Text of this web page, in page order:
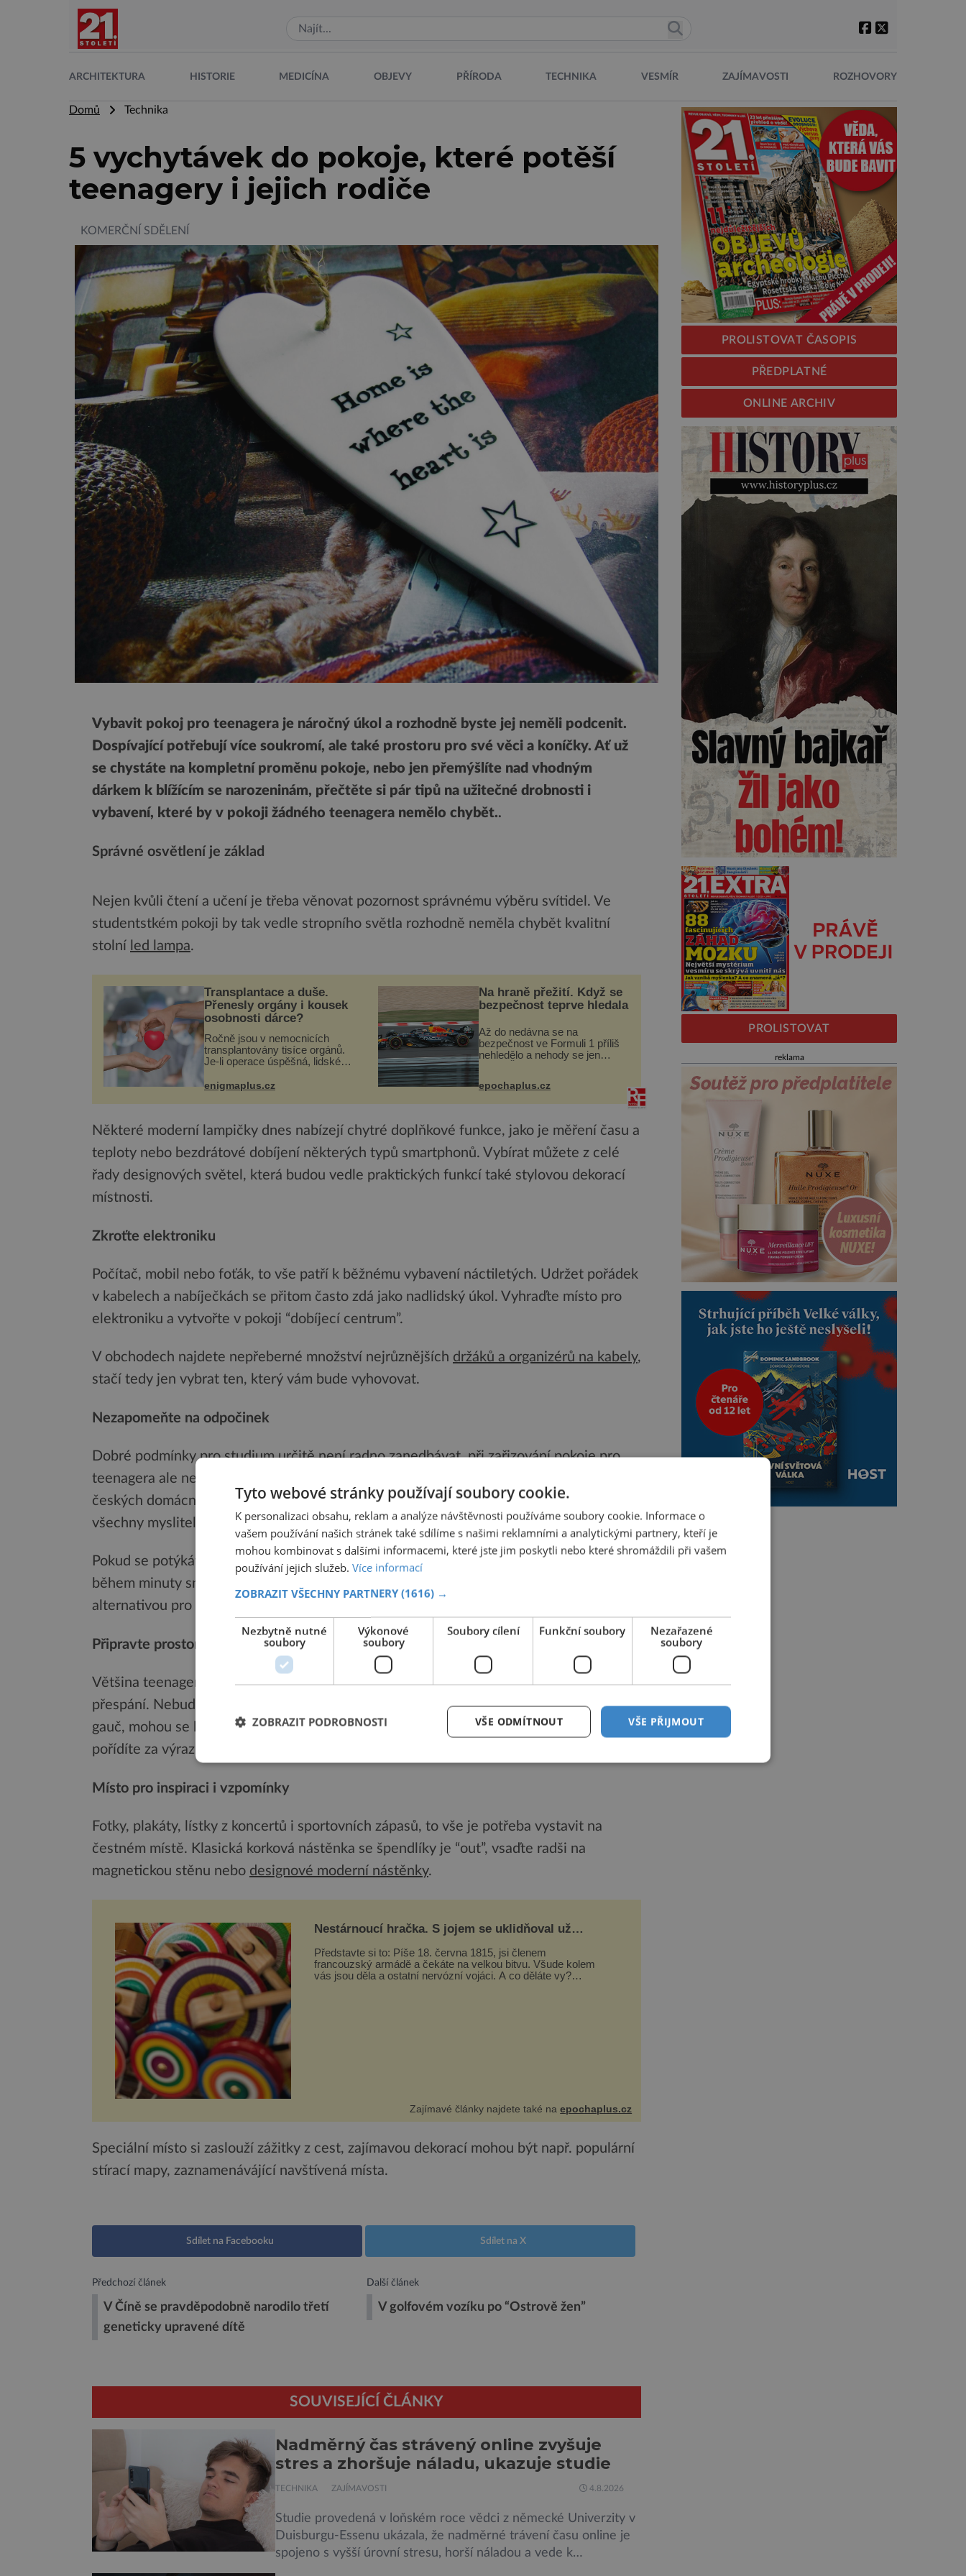
ARCHITEKTURA HISTORIE MEDICÍNA OBJEVY PŘÍRODA TECHNIKA VESMÍR ZAJÍMAVOSTI ROZHOVORY
Domů Technika
5 vychytávek do pokoje, které potěší
teenagery i jejich rodiče
KOMERČNÍ SDĚLENÍ
Vybavit pokoj pro teenagera je náročný úkol a rozhodně byste jej neměli podcenit.
Dospívající potřebují více soukromí, ale také prostoru pro své věci a koníčky. Ať už
se chystáte na kompletní proměnu pokoje, nebo jen přemýšlíte nad vhodným
dárkem k blížícím se narozeninám, přečtěte si pár tipů na užitečné drobnosti i
vybavení, které by v pokoji žádného teenagera nemělo chybět..
Správné osvětlení je základ
Nejen kvůli čtení a učení je třeba věnovat pozornost správnému výběru svítidel. Ve
studentstkém pokoji by tak vedle stropního světla rozhodně neměla chybět kvalitní
stolní led lampa.
Transplantace a duše.
Přenesly orgány i kousek
osobnosti dárce?
Ročně jsou v nemocnicích
transplantovány tisíce orgánů.
Je-li operace úspěšná, lidské
své a pacient může vést
při transplantaci nepřijímám...
enigmaplus.cz
Na hraně přežití. Když se
bezpečnost teprve hledala
Až do nedávna se na
bezpečnost ve Formuli 1 příliš
nehledělo a nehody se jen
následky nebo bohužel i ztrátou
epochaplus.cz
Některé moderní lampičky dnes nabízejí chytré doplňkové funkce, jako je měření času a
teploty nebo bezdrátové dobíjení některých typů smartphonů. Vybírat můžete z celé
řady designových světel, která budou vedle praktických funkcí také stylovou dekorací
místnosti.
Zkroťte elektroniku
Počítač, mobil nebo foťák, to vše patří k běžnému vybavení náctiletých. Udržet pořádek
v kabelech a nabíječkách se přitom často zdá jako nadlidský úkol. Vyhraďte místo pro
elektroniku a vytvořte v pokoji “dobíjecí centrum”.
V obchodech najdete nepřeberné množství nejrůznějších držáků a organizérů na kabely,
stačí tedy jen vybrat ten, který vám bude vyhovovat.
Nezapomeňte na odpočinek
Dobré podmínky pro studium určitě není radno zanedbávat, při zařizování pokoje pro
teenagera ale nezapomeňte ani na odpočinek a relaxaci. Sedací vaky a pytle se v
českých domácnostech staly již běžným vybavením a v nabídce dnes najdeme snad
všechny myslitelné tvary a dekory.
Pokud se potýkáte s nedostatkem prostoru, mohou být řešením nafukovací vaky, které
během minuty snadno uklidíte, a uvolníte tak potřebnou podlahovou plochu. Zajímavou
alternativou pro menší prostory jsou také oblíbená závěsná křesla a houpačky.
Připravte prostor pro návštěvy
Většina teenagerů touží trávit čas s kamarády i mimo školu a pozvat si spolužáky na
přespání. Nebuďte zbytečně přísní a snažte se jim to umožnit. Pokud nemáte rozkládací
gauč, mohou se hodit
rozkládací matrace, které se dají jednoduše uklidit, a navíc je
pořídíte za výrazně nižší cenu, než klasickou pohovku.
Místo pro inspiraci i vzpomínky
Fotky, plakáty, lístky z koncertů i sportovních zápasů, to vše je potřeba vystavit na
čestném místě. Klasická korková nástěnka se špendlíky je “out”, vsaďte radši na
magnetickou stěnu nebo designové moderní nástěnky.
Nestárnoucí hračka. S jojem se uklidňoval už
Představte si to: Píše 18. června 1815, jsi členem
francouzský armádě a čekáte na velkou bitvu. Všude kolem
vás jsou děla a ostatní nervózní vojáci. A co děláte vy?
Zajímavé články najdete také naepochaplus.cz
Speciální místo si zaslouží zážitky z cest, zajímavou dekorací mohou být např. populární
stírací mapy, zaznamenávájící navštívená místa.
Sdílet na Facebooku Sdílet na X
Předchozí článek
V Číně se pravděpodobně narodilo třetí
geneticky upravené dítě
Další článek
V golfovém vozíku po “Ostrově žen”
SOUVISEJÍCÍ ČLÁNKY
Nadměrný čas strávený online zvyšuje
stres a zhoršuje náladu, ukazuje studie
TECHNIKA ZAJÍMAVOSTI 4.8.2026
Studie provedená v loňském roce vědci z německé Univerzity v
Duisburgu-Essenu ukázala, že nadměrné trávení času online je
spojeno s vyšší úrovní stresu, horší náladou a vede k
zanedbávání dalších aktivit. Zúčastnilo se jí 900 dospělých
PROLISTOVAT ČASOPIS
PŘEDPLATNÉ
ONLINE ARCHIV
PROLISTOVAT
reklama
Tyto webové stránky používají soubory cookie.
K personalizaci obsahu, reklam a analýze návštěvnosti používáme soubory cookie. Informace o
vašem používání našich stránek také sdílíme s našimi reklamními a analytickými partnery, kteří je
mohou kombinovat s dalšími informacemi, které jste jim poskytli nebo které shromáždili při vašem
používání jejich služeb. Více informací
ZOBRAZIT VŠECHNY PARTNERY (1616) →
Nezbytně nutné
soubory
Výkonové
soubory
Soubory cílení Funkční soubory
Nezařazené
soubory
VŠE PŘIJMOUT
VŠE ODMÍTNOUT
ZOBRAZIT PODROBNOSTI